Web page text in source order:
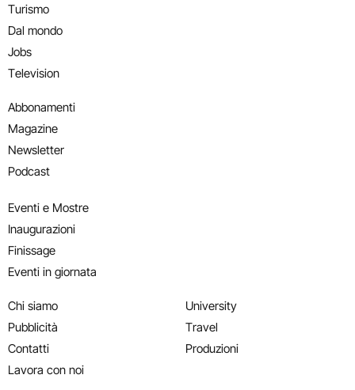
Turismo
Dal mondo
Jobs
Television
Abbonamenti
Magazine
Newsletter
Podcast
Eventi e Mostre
Inaugurazioni
Finissage
Eventi in giornata
Chi siamo
Pubblicità
Contatti
Lavora con noi
University
Travel
Produzioni